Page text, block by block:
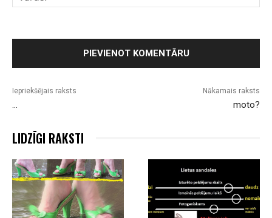
Iepriekšējais raksts
…
Nākamais raksts
moto?
LIDZĪGI RAKSTI